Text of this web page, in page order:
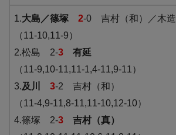
1.大島／篠塚 2-0 吉村（和）／木造
（11-10,11-9）
2.松島 2-3 有延
（11-9,10-11,11-1,4-11,9-11）
3.及川 3-2 吉村（和）
（11-4,9-11,8-11,11-10,12-10）
4.篠塚 2-3 吉村（真）